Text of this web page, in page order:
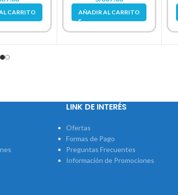
CARRITO AÑADIR AL CARRITO
LINK DE INTERÉS
Ofertas
Formas de Pago
Preguntas Frecuentes
Información de Promociones